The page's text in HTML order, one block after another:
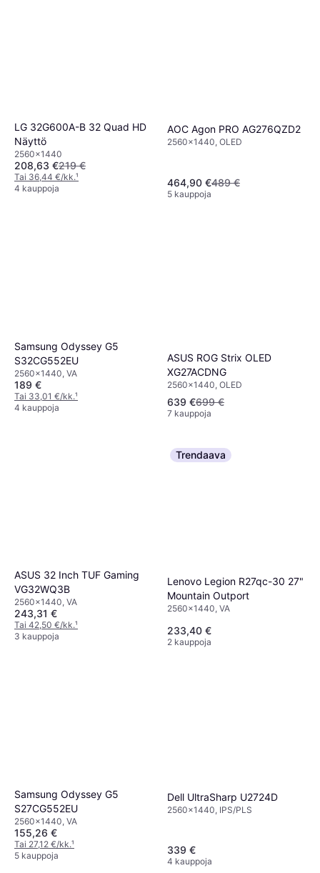
LG 32G600A-B 32 Quad HD
Näyttö
2560x1440
208,63 €219 €
Tai 36,44 €/kk.¹
4 kauppoja
AOC Agon PRO AG276QZD2
2560x1440, OLED
464,90 €489 €
5 kauppoja
Samsung Odyssey G5
S32CG552EU
2560x1440, VA
189 €
Tai 33,01 €/kk.¹
4 kauppoja
ASUS ROG Strix OLED
XG27ACDNG
2560x1440, OLED
639 €699 €
7 kauppoja
ASUS 32 Inch TUF Gaming
VG32WQ3B
2560x1440, VA
243,31 €
Tai 42,50 €/kk.¹
3 kauppoja
Trendaava
Lenovo Legion R27qc-30 27"
Mountain Outport
2560x1440, VA
233,40 €
2 kauppoja
Samsung Odyssey G5
S27CG552EU
2560x1440, VA
155,26 €
Tai 27,12 €/kk.¹
5 kauppoja
Dell UltraSharp U2724D
2560x1440, IPS/PLS
339 €
4 kauppoja